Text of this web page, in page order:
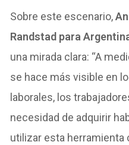
Sobre este escenario,
Randstad para
una mirada clara: “A
se hace más visible en
laborales, los
necesidad de adquirir
utilizar esta herramienta